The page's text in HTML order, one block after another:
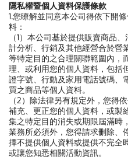
隱私權暨個人資料保護條款
1.您瞭解並同意本公司得依下開
料：
（1）本公司基於提供販賣商品
計分析、行銷及其他經營合於營
等特定目的之合理關聯範圍內，
理、或利用您的個人資料，包括
證字號、行動及家用電話號碼、
買之商品等個人資料。
（2）除法律另有規定外，您得
補充、更正您的個人資料，或製
集之特定目的消失或期限屆滿時
業務所必須外，您得請求刪除、
擇不提供個人資料或提供不完全
或讓您知悉相關活動資訊。